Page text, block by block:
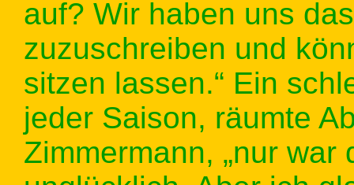
auf? Wir haben uns
zuzuschreiben und
sitzen lassen.“ Ein
jeder Saison, räumte
Zimmermann, „nur